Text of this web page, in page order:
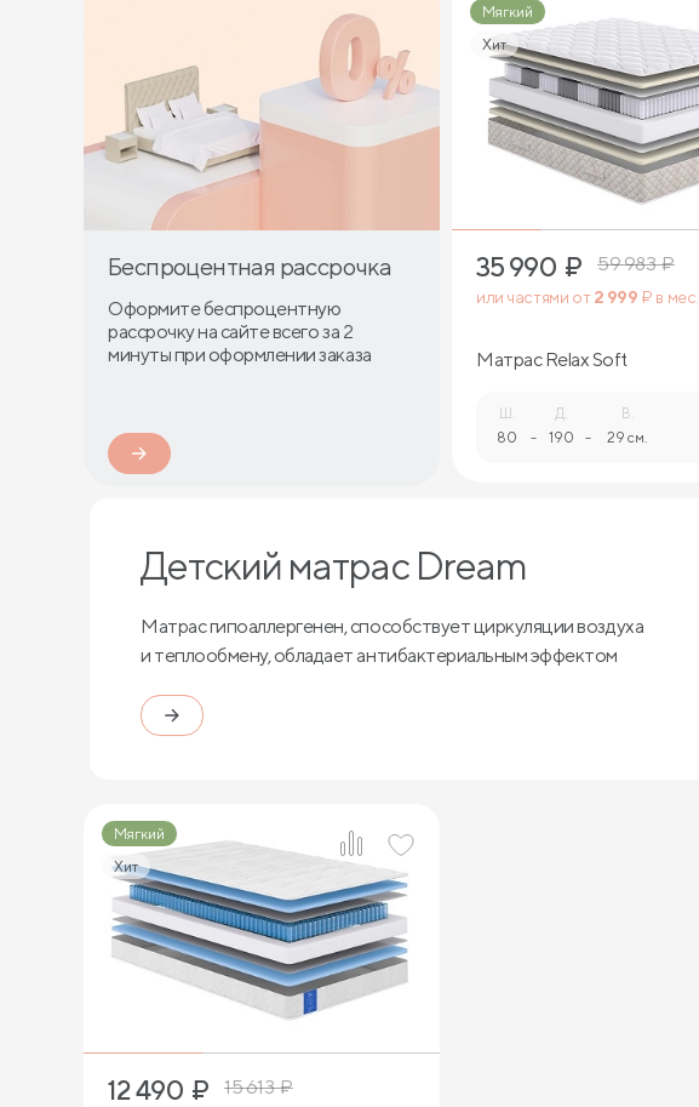
Беспроцентная рассрочка
Оформите беспроцентную
рассрочку на сайте всего за 2
минуты при оформлении заказа
Мягкий
Хит
2
35 990 ₽ 59 983₽
или частями от2 999 ₽ в мес.
Матрас Relax Soft
80 -
Д.
190 -
В.
29 см.
Детский матрас Dream
Матрас гипоаллергенен, способствует циркуляции воздуха
и теплообмену, обладает антибактериальным эффектом
Мягкий
Хит
12 490 ₽ 15 613₽